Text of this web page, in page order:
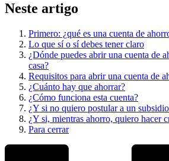
Neste artigo
Primero: ¿qué es una cuenta de
Lo que sí o sí debes tener claro
¿Dónde puedes abrir una cuenta de
casa?
Requisitos para abrir una cuenta de
¿Cuánto hay que ahorrar?
¿Cómo funciona esta cuenta?
¿Y si no quiero postular a un
¿Y si, mientras ahorro, quiero hacer
Para cerrar